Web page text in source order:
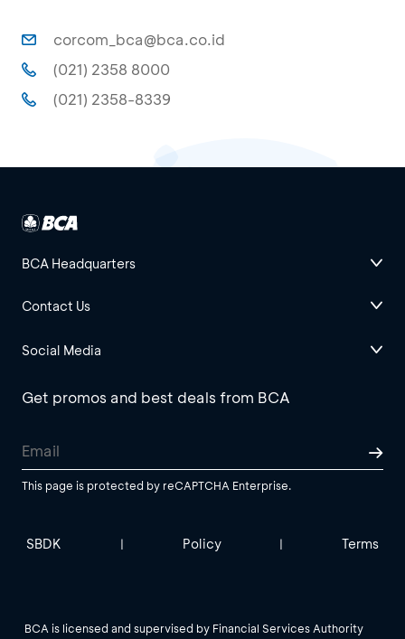
corcom_bca@bca.co.id
(021) 2358 8000
(021) 2358-8339
BCA Headquarters
Contact Us
Social Media
Get promos and best deals from BCA
This page is protected by reCAPTCHA Enterprise.
SBDK | Policy | Terms
BCA is licensed and supervised by Financial Services Authority